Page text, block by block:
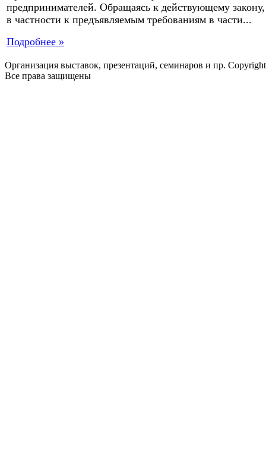
предпринимателей. Обращаясь к действующему закону,
в частности к предъявляемым требованиям в части...
Подробнее »
Организация выставок, презентаций, семинаров и пр.
Все права защищены